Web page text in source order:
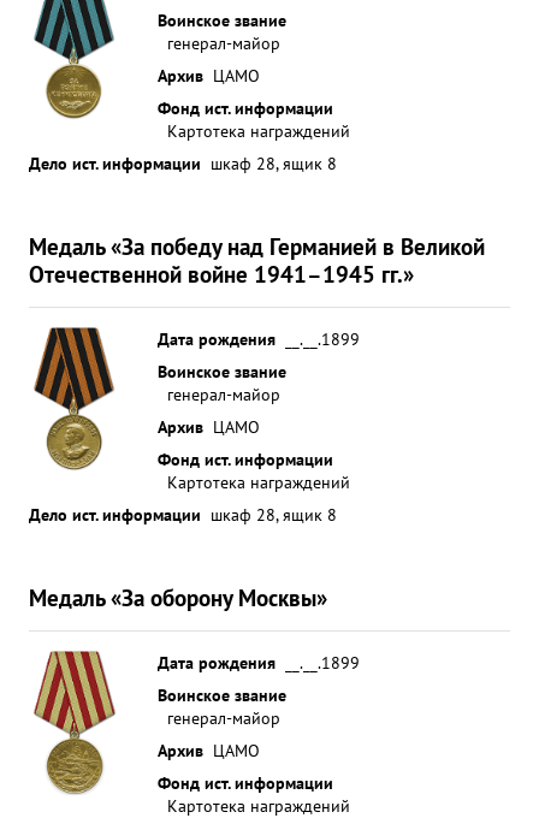
Воинское звание
генерал-майор
Архив ЦАМО
Фонд ист. информации
Картотека награждений
Дело ист. информации шкаф 28, ящик 8
Медаль «За победу над Германией в Великой
Отечественной войне 1941–1945 гг.»
Дата рождения
__.__.1899
Воинское звание
генерал-майор
Архив ЦАМО
Фонд ист. информации
Картотека награждений
Дело ист. информации шкаф 28, ящик 8
Медаль «За оборону Москвы»
Дата рождения
__.__.1899
Воинское звание
генерал-майор
Архив ЦАМО
Фонд ист. информации
Картотека награждений